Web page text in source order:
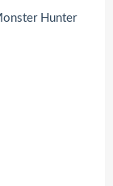
Hunter